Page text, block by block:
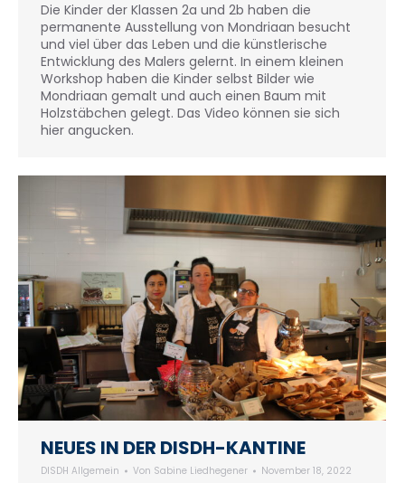
Die Kinder der Klassen 2a und 2b haben die
permanente Ausstellung von Mondriaan besucht
und viel über das Leben und die künstlerische
Entwicklung des Malers gelernt. In einem kleinen
Workshop haben die Kinder selbst Bilder wie
Mondriaan gemalt und auch einen Baum mit
Holzstäbchen gelegt. Das Video können sie sich
hier angucken.
NEUES IN DER DISDH-KANTINE
DISDH Allgemein Von Sabine Liedhegener November 18, 2022